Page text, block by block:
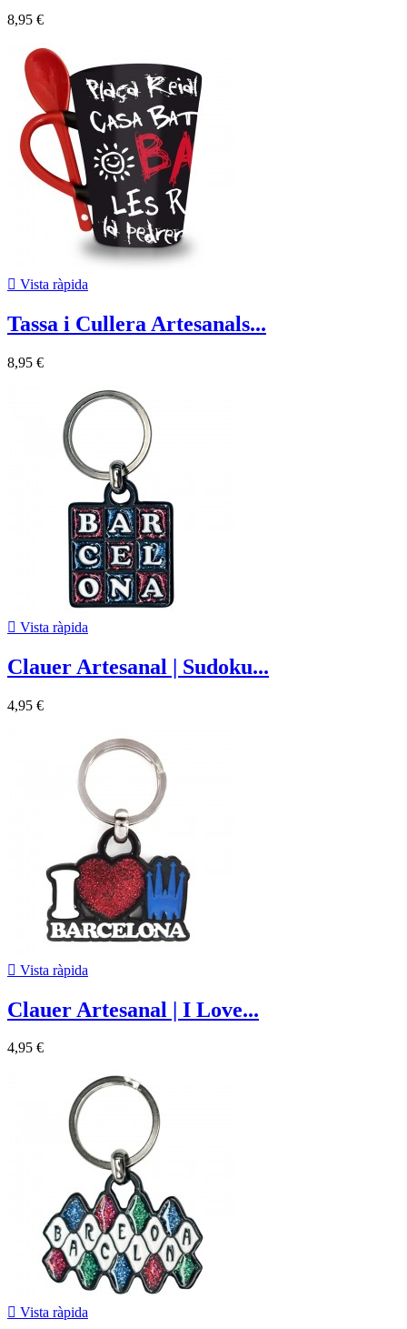
8,95 €
 Vista ràpida
Tassa i Cullera Artesanals...
8,95 €
 Vista ràpida
Clauer Artesanal | Sudoku...
4,95 €
 Vista ràpida
Clauer Artesanal | I Love...
4,95 €
 Vista ràpida